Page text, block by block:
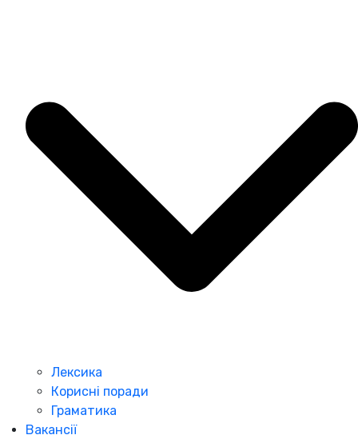
Лексика
Корисні поради
Граматика
Вакансії